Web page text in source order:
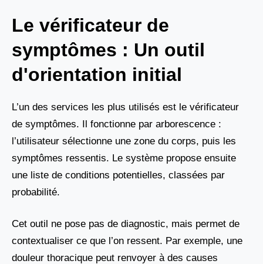
Le vérificateur de
symptômes : Un outil
d'orientation initial
L’un des services les plus utilisés est le vérificateur
de symptômes. Il fonctionne par arborescence :
l’utilisateur sélectionne une zone du corps, puis les
symptômes ressentis. Le système propose ensuite
une liste de conditions potentielles, classées par
probabilité.
Cet outil ne pose pas de diagnostic, mais permet de
contextualiser ce que l’on ressent. Par exemple, une
douleur thoracique peut renvoyer à des causes